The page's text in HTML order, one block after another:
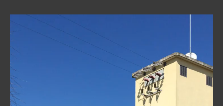
de